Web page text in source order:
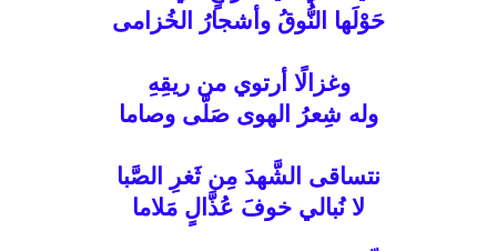
حَوْلَها النُّوقُ وأشجارُ الخُزامى
وغزالًا أرتوي من ريقِهِ
وله شِعرُ الهوى صَلَّى وصاما
نتساقى الشَّهدَ مِن ثَغرِ الصَّبا
لا نُبالي خوفَ عُذَّالٍ مَلاما